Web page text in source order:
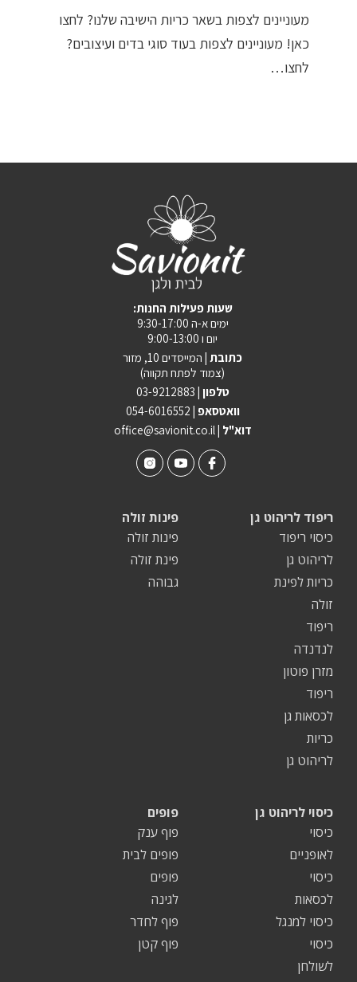
מעוניינים לצפות בשאר כריות הישיבה שלנו? לחצו
כאן! מעוניינים לצפות בעוד סוגי בדים ועיצובים?
לחצו…
:שעות פעילות החנות
ימים א-ה 9:30-17:00
יום ו 9:00-13:00
כתובת | המייסדים 10, מזור
(צמוד לפתח תקווה)
טלפון | 03-9212883
וואטסאפ | 054-6016552
office@savionit.co.il | דוא"ל
פינות זולה
פינות זולה
פינת זולה
גבוהה
ריפוד לריהוט גן
כיסוי ריפוד
לריהוט גן
כריות לפינת
זולה
ריפוד
לנדנדה
מזרן פוטון
ריפוד
לכסאות גן
כריות
לריהוט גן
פופים
פוף ענק
פופים לבית
פופים
לגינה
פוף לחדר
פוף קטן
כיסוי לריהוט גן
כיסוי
לאופניים
כיסוי
לכסאות
כיסוי למנגל
כיסוי
לשולחן